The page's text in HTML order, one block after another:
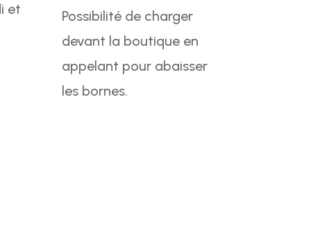
et
Possibilité de charger
devant la boutique en
appelant pour abaisser
les bornes.